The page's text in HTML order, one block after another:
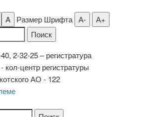
A Размер Шрифта А- А+
2-32-25– регистратура
кол-центр регистратуры
АО - 122